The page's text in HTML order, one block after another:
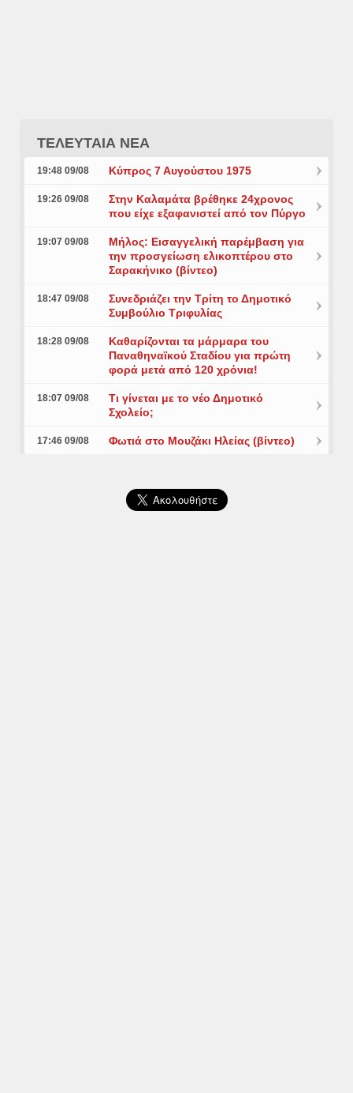
ΤΕΛΕΥΤΑΙΑ ΝΕΑ
19:48 09/08 Κύπρος 7 Αυγούστου 1975
19:26 09/08
Στην Καλαμάτα βρέθηκε 24χρονος
που είχε εξαφανιστεί από τον Πύργο
19:07 09/08
Μήλος: Εισαγγελική παρέμβαση για
την προσγείωση ελικοπτέρου στο
Σαρακήνικο (βίντεο)
18:47 09/08
Συνεδριάζει την Τρίτη το Δημοτικό
Συμβούλιο Τριφυλίας
18:28 09/08
Καθαρίζονται τα μάρμαρα του
Παναθηναϊκού Σταδίου για πρώτη
φορά μετά από 120 χρόνια!
18:07 09/08
Τι γίνεται με το νέο Δημοτικό
Σχολείο;
17:46 09/08 Φωτιά στο Μουζάκι Ηλείας (βίντεο)